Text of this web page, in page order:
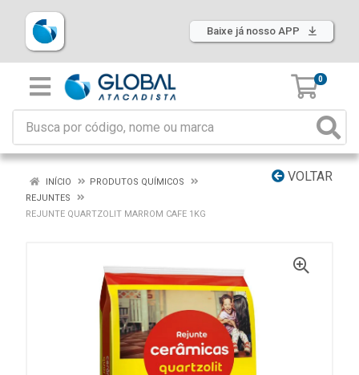
Baixe já nosso APP
0
VOLTAR
INÍCIO
PRODUTOS QUÍMICOS
REJUNTES
REJUNTE QUARTZOLIT MARROM CAFE 1KG